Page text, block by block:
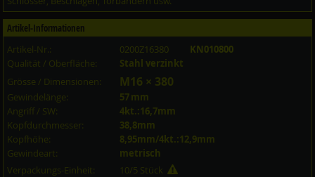
Artikel-Informationen
Artikel-Nr.:
0200Z16380
KN010800
Qualität / Oberfläche:
Stahl verzinkt
Grösse / Dimensionen:
M16 × 380
Gewindelänge:
57 mm
Angriff / SW:
4kt.:16,7mm
Kopfdurchmesser:
38,8mm
Kopfhöhe:
8,95mm/4kt.:12,9mm
Gewindeart:
metrisch
Verpackungs-Einheit:
10/5 Stück